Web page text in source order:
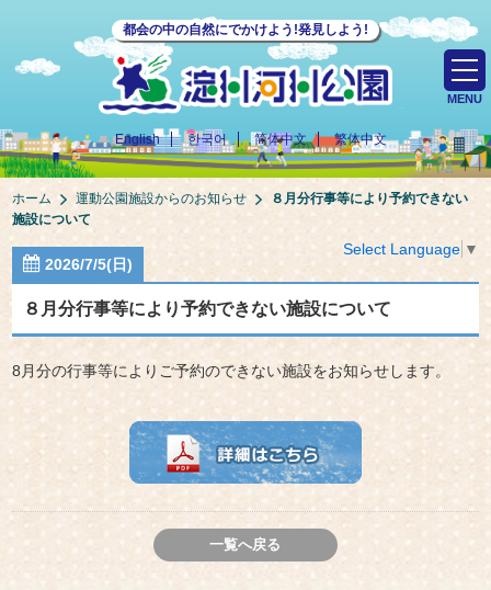
都会の中の自然にでかけよう!発見しよう!
English 한국어 简体中文 繁体中文
MENU
ホーム 運動公園施設からのお知らせ
８月分行事等により予約できない
施設について
Select Language ▼
2026/7/5(日)
８月分行事等により予約できない施設について
8月分の行事等によりご予約のできない施設をお知らせします。
一覧へ戻る